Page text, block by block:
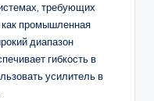
требующих
как промышленная
диапазон
гибкость в
усилитель в